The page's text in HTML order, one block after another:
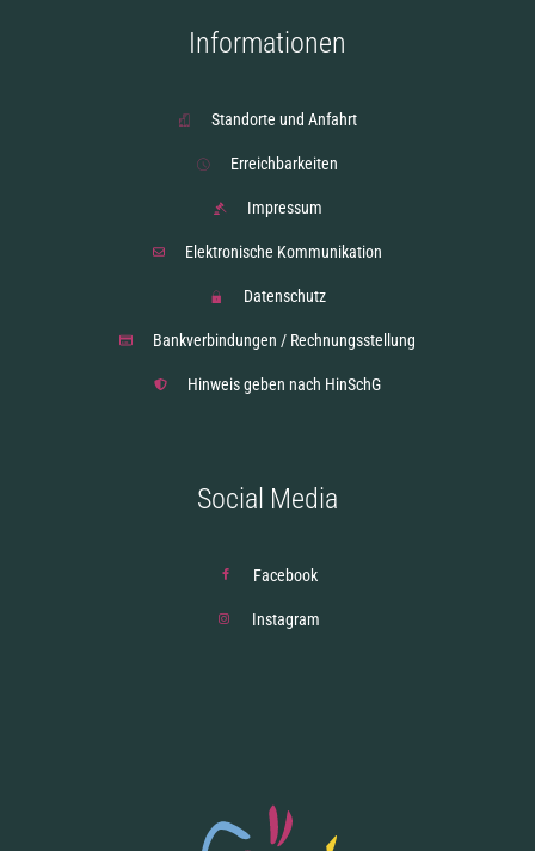
Informationen
Standorte und Anfahrt
Erreichbarkeiten
Impressum
Elektronische Kommunikation
Datenschutz
Bankverbindungen / Rechnungsstellung
Hinweis geben nach HinSchG
Social Media
Facebook
Instagram